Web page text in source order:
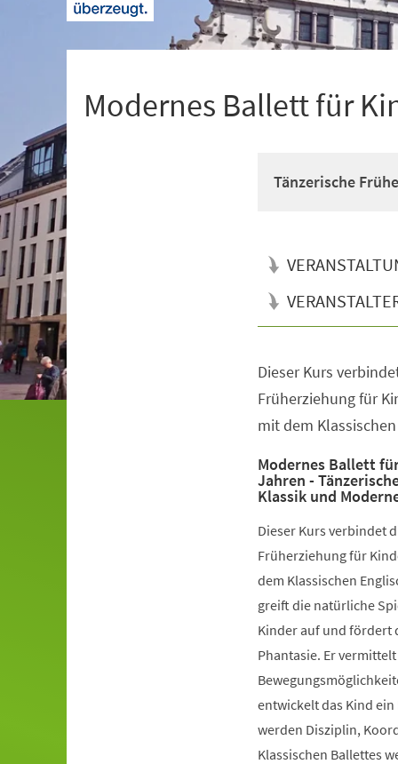
Modernes Ballett für
Tänzerische
Dieser Kurs
Früherziehung für
mit dem
Modernes Ballett
Jahren -
Klassik und
Dieser Kurs verbindet
Früherziehung für
dem Klassischen
greift die natürliche
Kinder auf und fördert
Phantasie. Er
entwickelt das Kind
werden Disziplin,
Klassischen Ballettes